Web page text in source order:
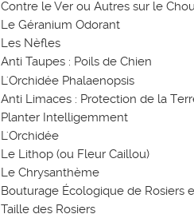
Contre le Ver ou Autres sur le
Le Géranium Odorant
Les Nèfles
Anti Taupes : Poils de Chien
L'Orchidée Phalaenopsis
Anti Limaces : Protection de la
Planter Intelligemment
L'Orchidée
Le Lithop (ou Fleur Caillou)
Le Chrysanthème
Bouturage Écologique de Rosiers
Taille des Rosiers